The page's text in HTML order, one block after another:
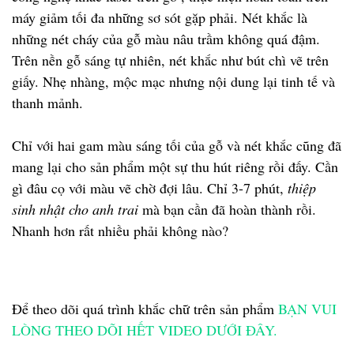
máy giảm tối đa những sơ sót gặp phải. Nét khắc là
những nét cháy của gỗ màu nâu trầm không quá đậm.
Trên nền gỗ sáng tự nhiên, nét khắc như bút chì vẽ trên
giấy. Nhẹ nhàng, mộc mạc nhưng nội dung lại tinh tế và
thanh mảnh.
Chỉ với hai gam màu sáng tối của gỗ và nét khắc cũng đã
mang lại cho sản phẩm một sự thu hút riêng rồi đấy. Cần
gì đâu cọ với màu vẽ chờ đợi lâu. Chỉ 3-7 phút, thiệp
sinh nhật cho anh trai mà bạn cần đã hoàn thành rồi.
Nhanh hơn rất nhiều phải không nào?
Để theo dõi quá trình khắc chữ trên sản phẩm BẠN VUI
LÒNG THEO DÕI HẾT VIDEO DƯỚI ĐÂY.